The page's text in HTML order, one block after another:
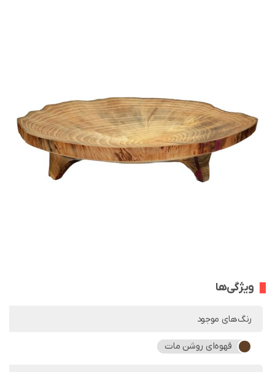
ویژگی‌ها
رنگ‌های موجود
قهوه‌ای روشن مات